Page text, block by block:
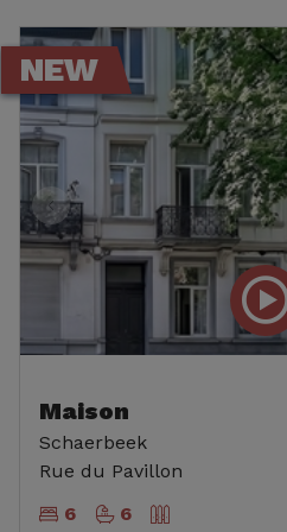
NEW
Maison
Schaerbeek
Rue du Pavillon
6 6